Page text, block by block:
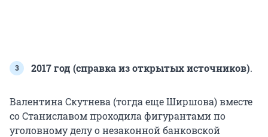
2017 год (справка из открытых источников).
Валентина Скутнева (тогда еще Ширшова) вместе
со Станиславом проходила фигурантами по
уголовному делу о незаконной банковской